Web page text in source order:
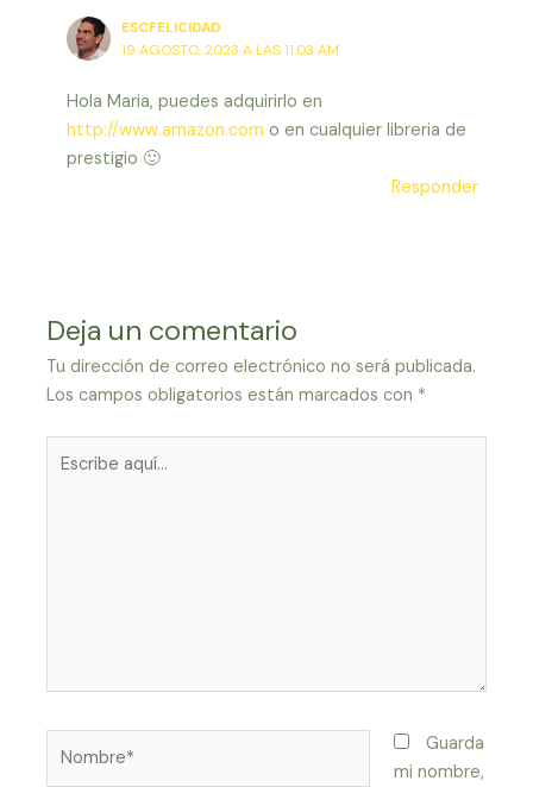
ESCFELICIDAD
19 AGOSTO, 2023 A LAS 11:03 AM
Hola Maria, puedes adquirirlo en
http://www.amazon.com o en cualquier libreria de
prestigio 🙂
Responder
Deja un comentario
Tu dirección de correo electrónico no será publicada.
Los campos obligatorios están marcados con *
aquí...
Guarda
mi nombre,